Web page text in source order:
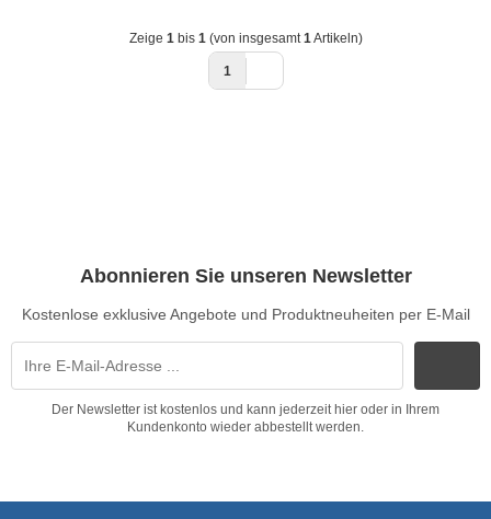
Zeige 1bis 1(von insgesamt1Artikeln)
1
Abonnieren Sie unseren Newsletter
Kostenlose exklusive Angebote und Produktneuheiten per E-Mail
Der Newsletter ist kostenlos und kann jederzeit hier oder in Ihrem
Kundenkonto wieder abbestellt werden.